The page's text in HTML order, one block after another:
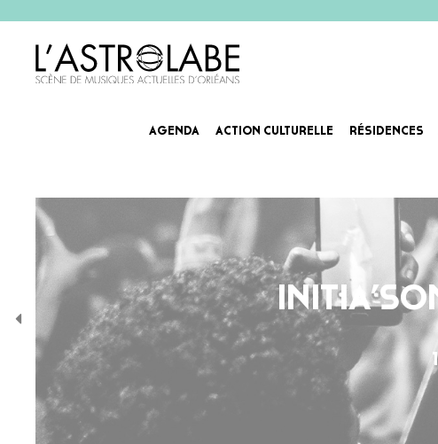
AGENDA ACTION CULTURELLE RÉSIDENCES